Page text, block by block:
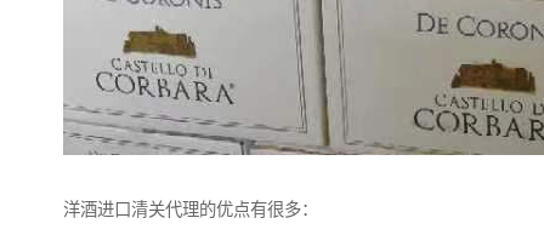
洋酒进口清关代理的优点有很多：